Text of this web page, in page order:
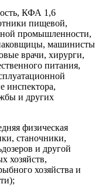
КФА 1,6
пищевой,
промышленности,
машинисты
врачи, хирурги,
питания,
инспектора,
и других
физическая
станочники,
и другой
хозяйств,
хозяйства и